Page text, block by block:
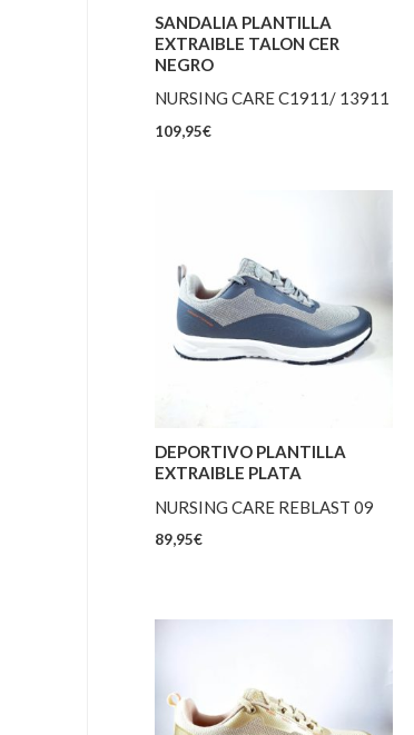
SANDALIA PLANTILLA
EXTRAIBLE TALON CER
NEGRO
NURSING CARE C1911/ 13911
109,95€
DEPORTIVO PLANTILLA
EXTRAIBLE PLATA
NURSING CARE REBLAST 09
89,95€